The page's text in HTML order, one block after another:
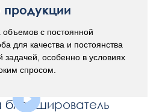
продукции
с постоянной
для качества и постоянства
задачей, особенно в условиях
спросом.
бланширователь